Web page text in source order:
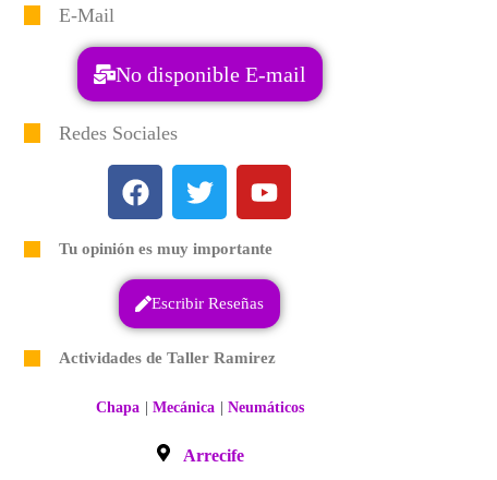
E-Mail
No disponible E-mail
Redes Sociales
Tu opinión es muy importante
Escribir Reseñas
Actividades de Taller Ramirez
Chapa | Mecánica | Neumáticos
Arrecife